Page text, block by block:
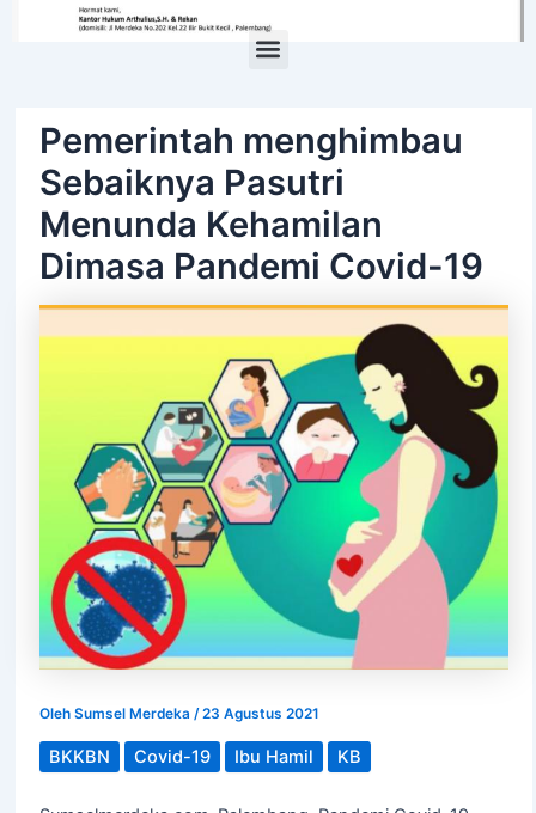
Pemerintah menghimbau
Sebaiknya Pasutri
Menunda Kehamilan
Dimasa Pandemi Covid-19
Oleh Sumsel Merdeka /23 Agustus 2021
BKKBN Covid-19 Ibu Hamil KB